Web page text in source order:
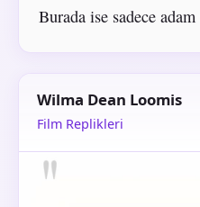
Burada ise sadece
Wilma Dean Loomis
Film Replikleri